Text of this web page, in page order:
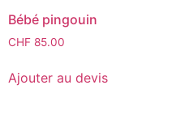
Bébé pingouin
CHF 85.00
Ajouter au devis